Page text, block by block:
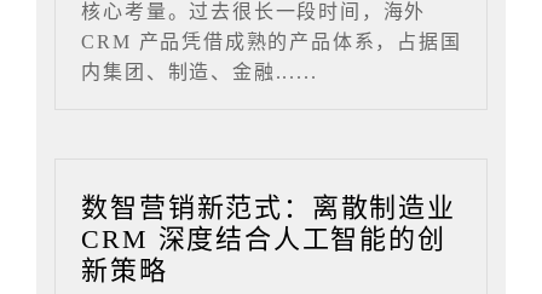
核心考量。过去很长一段时间，海外
CRM 产品凭借成熟的产品体系，占据国
内集团、制造、金融......
数智营销新范式：离散制造业
CRM 深度结合人工智能的创
新策略